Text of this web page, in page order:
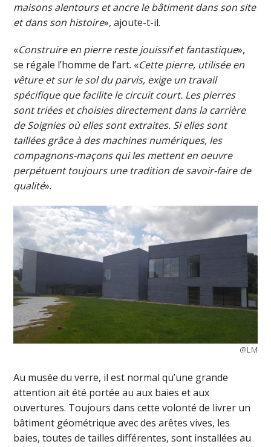
maisons alentours et ancre le bâtiment dans son site
et dans son histoire», ajoute-t-il.
«Construire en pierre reste jouissif et fantastique»,
se régale l’homme de l’art. «Cette pierre, utilisée en
vêture et sur le sol du parvis, exige un travail
spécifique que facilite le circuit court. Les pierres
sont triées et choisies directement dans la carrière
de Soignies où elles sont extraites. Si elles sont
taillées grâce à des machines numériques, les
compagnons-maçons qui les mettent en oeuvre
perpétuent toujours une tradition de savoir-faire de
qualité».
@LM
Au musée du verre, il est normal qu’une grande
attention ait été portée au aux baies et aux
ouvertures. Toujours dans cette volonté de livrer un
bâtiment géométrique avec des arêtes vives, les
baies, toutes de tailles différentes, sont installées au